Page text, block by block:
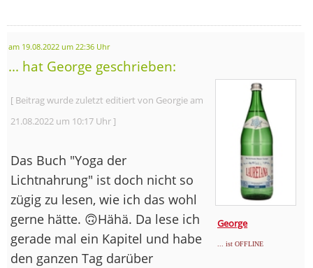
am 19.08.2022 um 22:36 Uhr
... hat George geschrieben:
George
... ist OFFLINE
[ Beitrag wurde zuletzt editiert von Georgie am
21.08.2022 um 10:17 Uhr ]
Das Buch "Yoga der
Lichtnahrung" ist doch nicht so
zügig zu lesen, wie ich das wohl
gerne hätte. 🙃Hähä. Da lese ich
gerade mal ein Kapitel und habe
den ganzen Tag darüber